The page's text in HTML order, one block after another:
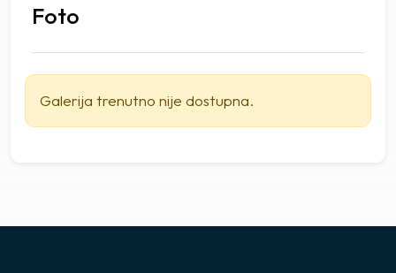
Foto
Galerija trenutno nije dostupna.